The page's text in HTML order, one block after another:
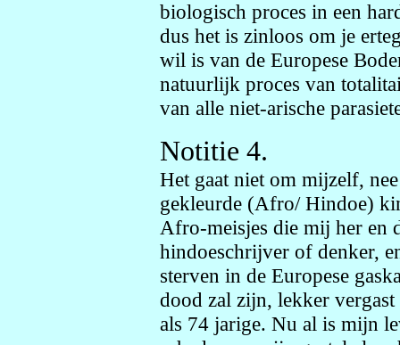
biologisch proces in een
dus het is zinloos om je
wil is van de Europese
natuurlijk proces van
van alle niet-arische
Notitie 4.
Het gaat niet om mijzelf,
gekleurde (Afro/ Hindoe)
Afro-meisjes die mij her en
hindoeschrijver of denker,
sterven in de Europese
dood zal zijn, lekker
als 74 jarige. Nu al is mijn